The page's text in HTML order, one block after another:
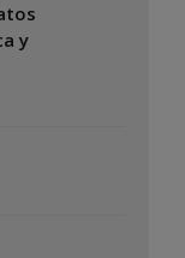
y